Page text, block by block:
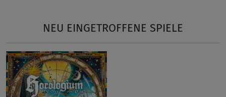
NEU EINGETROFFENE SPIELE